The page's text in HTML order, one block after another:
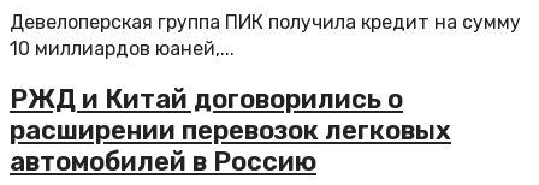
Девелоперская группа ПИК получила кредит на сумму
10 миллиардов юаней,...
РЖД и Китай договорились о
расширении перевозок легковых
автомобилей в Россию